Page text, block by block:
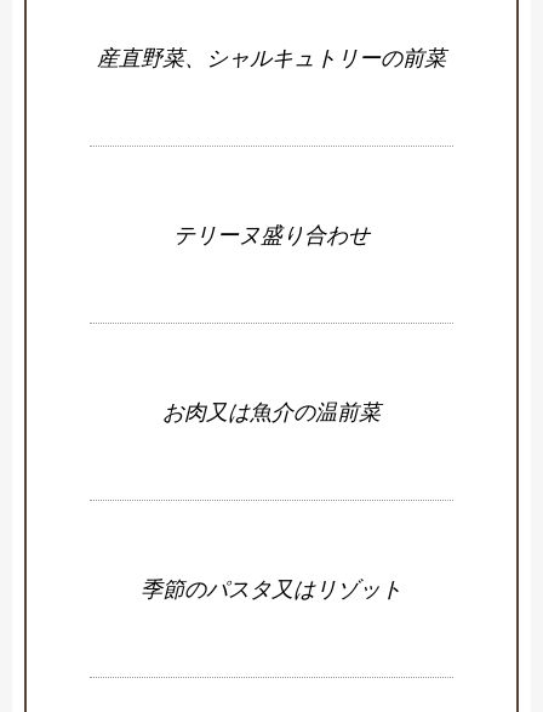
産直野菜、シャルキュトリーの前菜
テリーヌ盛り合わせ
お肉又は魚介の温前菜
季節のパスタ又はリゾット